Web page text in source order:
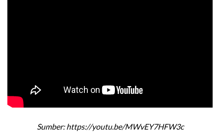
Sumber: https://youtu.be/MWvEY7HFW3c